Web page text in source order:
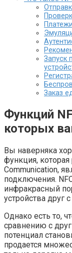
Запуск
Заказ
Функций
которых
Вы наверняка
функция,
Communication,
подключения.
инфракрасный
устройства друг
Однако есть то,
сравнению с
потенциал
продается